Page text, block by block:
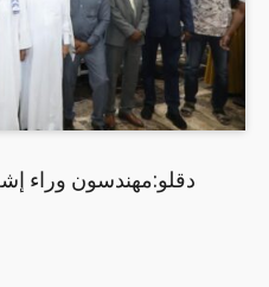
دقلو:مهندسون وراء